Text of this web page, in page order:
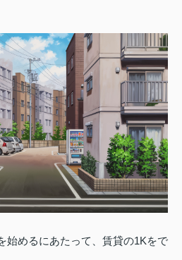
始めるにあたって、賃貸の1Kをで